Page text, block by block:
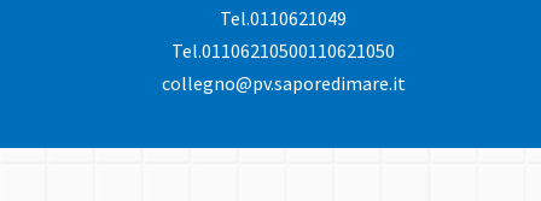
Tel.0110621049
Tel.01106210500110621050
collegno@pv.saporedimare.it